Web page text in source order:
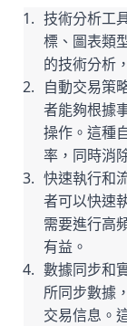
技術分析工
標、圖表類
的技術分析
自動交易策
者能夠根據
操作。這種
率，同時消
快速執行和
者可以快速
需要進行高
有益。
數據同步和
所同步數據
交易信息。